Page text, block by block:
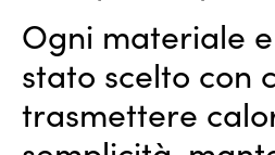
Ogni materiale
stato scelto con
trasmettere